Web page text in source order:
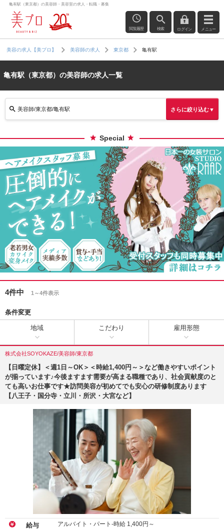
亀有駅（東京都）の美容師・美容室の求人・転職・募集
閲覧履歴 検索 ログイン メニュー
美容の求人【美プロ】 美容師の求人 東京都 亀有駅
亀有駅（東京都）の美容師の求人一覧
美容師/東京都/亀有駅 さらに絞り込む▼
Special
4件中 1～4件表示
条件変更
地域 こだわり 雇用形態
株式会社SOYOKAZE/美容師/東京都
【日曜定休】＜週1日～OK＞＜時給1,400円～＞など働きやすいポイント
が揃っています♪今後ますます需要が高まる職種であり、社会貢献度のと
ても高いお仕事です★訪問美容が初めてでも安心の研修制度あります
【八王子・国分寺・立川・所沢・大宮など】
給与 アルバイト・パート-時給 1,400円～